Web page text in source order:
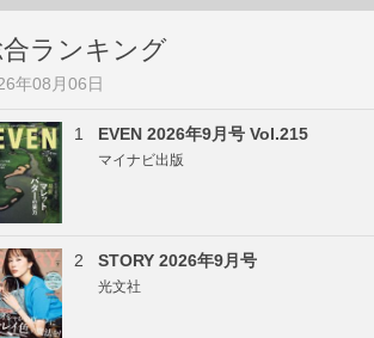
ランキング
年08月06日
1 EVEN 2026年9月号 Vol.215
マイナビ出版
2 STORY 2026年9月号
光文社